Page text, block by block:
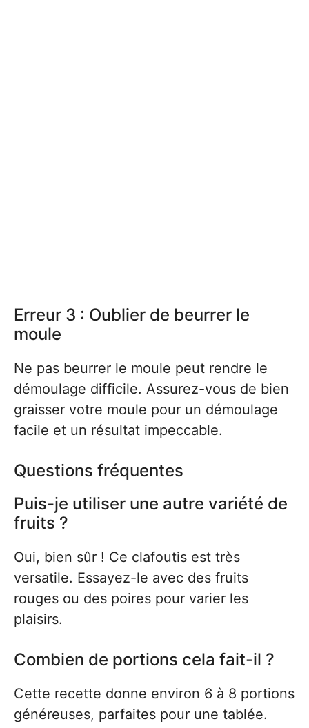
Erreur 3 : Oublier de beurrer le
moule
Ne pas beurrer le moule peut rendre le
démoulage difficile. Assurez-vous de bien
graisser votre moule pour un démoulage
facile et un résultat impeccable.
Questions fréquentes
Puis-je utiliser une autre variété de
fruits ?
Oui, bien sûr ! Ce clafoutis est très
versatile. Essayez-le avec des fruits
rouges ou des poires pour varier les
plaisirs.
Combien de portions cela fait-il ?
Cette recette donne environ 6 à 8 portions
généreuses, parfaites pour une tablée.